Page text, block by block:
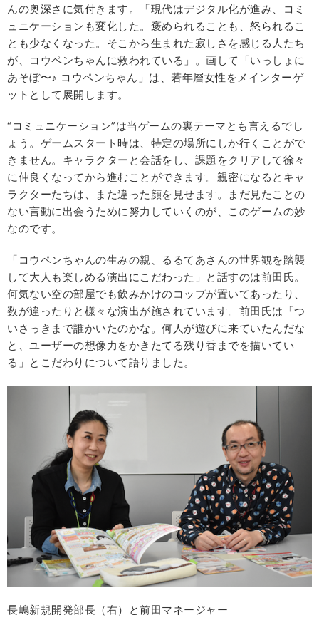
んの奥深さに気付きます。「現代はデジタル化が進み、コミ
ュニケーションも変化した。褒められることも、怒られるこ
とも少なくなった。そこから生まれた寂しさを感じる人たち
が、コウペンちゃんに救われている」。画して「いっしょに
あそぼ〜♪ コウペンちゃん」は、若年層女性をメインターゲ
ットとして展開します。
“コミュニケーション”は当ゲームの裏テーマとも言えるでし
ょう。ゲームスタート時は、特定の場所にしか行くことがで
きません。キャラクターと会話をし、課題をクリアして徐々
に仲良くなってから進むことができます。親密になるとキャ
ラクターたちは、また違った顔を見せます。まだ見たことの
ない言動に出会うために努力していくのが、このゲームの妙
なのです。
「コウペンちゃんの生みの親、るるてあさんの世界観を踏襲
して大人も楽しめる演出にこだわった」と話すのは前田氏。
何気ない空の部屋でも飲みかけのコップが置いてあったり、
数が違ったりと様々な演出が施されています。前田氏は「つ
いさっきまで誰かいたのかな。何人が遊びに来ていたんだな
と、ユーザーの想像力をかきたてる残り香までを描いてい
る」とこだわりについて語りました。
長嶋新規開発部長（右）と前田マネージャー